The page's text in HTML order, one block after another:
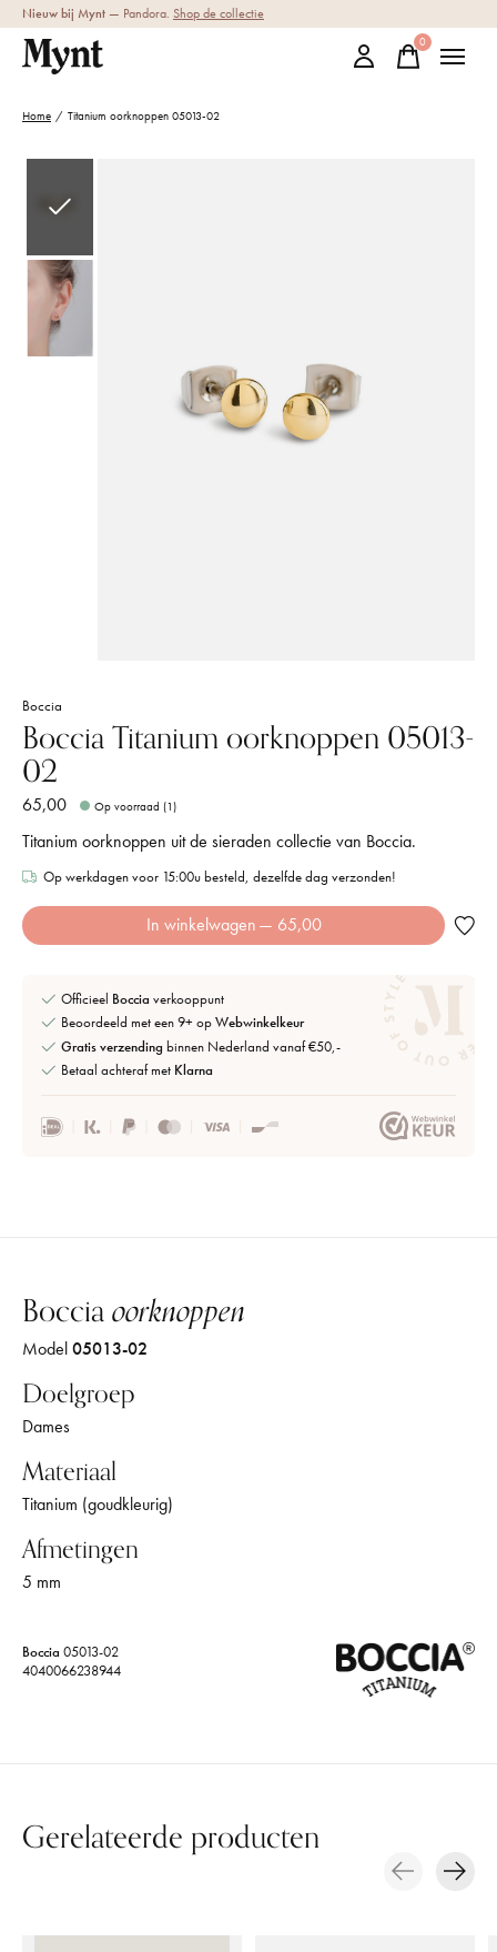
Nieuw bij Mynt — Pandora. Shop de collectie
0items
Home / Titanium oorknoppen 05013-02
Boccia
Boccia Titanium oorknoppen 05013-
02
65,00 Op voorraad (1)
Titanium oorknoppen uit de sieraden collectie van Boccia.
Op werkdagen voor 15:00u besteld, dezelfde dag verzonden!
In winkelwagen — 65,00
Officieel Boccia verkooppunt
Beoordeeld met een 9+ opWebwinkelkeur
Gratis verzending binnen Nederland vanaf €50,-
Betaal achteraf met Klarna
Bocciaoorknoppen
Model05013-02
Doelgroep
Dames
Materiaal
Titanium (goudkleurig)
Afmetingen
5 mm
Boccia 05013-02
4040066238944
Gerelateerde producten